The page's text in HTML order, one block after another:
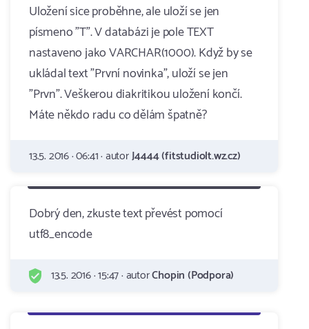
Uložení sice proběhne, ale uloží se jen
písmeno "T". V databázi je pole TEXT
nastaveno jako VARCHAR(1000). Když by se
ukládal text "První novinka", uloží se jen
"Prvn". Veškerou diakritikou uložení končí.
Máte někdo radu co dělám špatně?
13.5. 2016 · 06:41 · autorJ4444 (fitstudiolt.wz.cz)
Dobrý den, zkuste text převést pomocí
utf8_encode
13.5. 2016 · 15:47 · autorChopin (Podpora)